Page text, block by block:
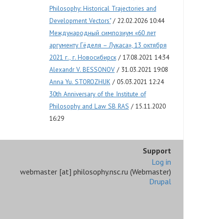
Philosophy: Historical Trajectories and
Development Vectors"
22.02.2026 10:44
Международный симпозиум «60 лет
аргументу Гёделя – Лукаса», 13 октября
2021 г., г. Новосибирск
17.08.2021 14:34
Alexandr V. BESSONOV
31.03.2021 19:08
Anna Yu. STOROZHUK
05.03.2021 12:24
30th Anniversary of the Institute of
Philosophy and Law SB RAS
15.11.2020
16:29
Support
Log in
webmaster [at] philosophy.nsc.ru (Webmaster)
Drupal